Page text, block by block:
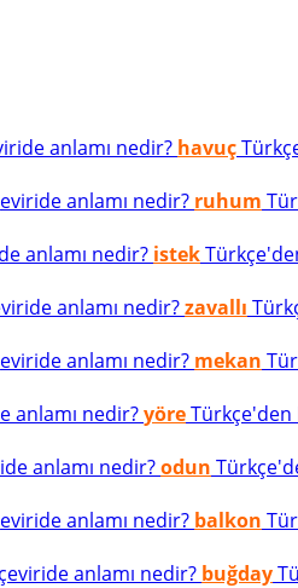
anlamı nedir? havuç
anlamı nedir? ruhum
anlamı nedir? istek
anlamı nedir?zavallı
anlamı nedir? mekan
anlamı nedir?yöreTürkçe'den
anlamı nedir?odun
anlamı nedir? balkon
anlamı nedir? buğday